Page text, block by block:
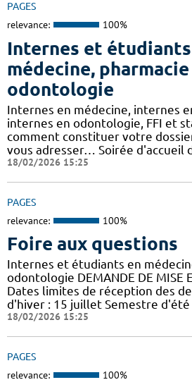
PAGES
relevance: 100%
Internes et
médecine,
odontologie
Internes en médecine, internes
internes en odontologie, FFI et
comment constituer votre
vous adresser… Soirée d'accueil
18/02/2026 15:25
PAGES
relevance: 100%
Foire aux questions
Internes et étudiants en
odontologie DEMANDE DE MISE
Dates limites de réception des
d'hiver : 15 juillet Semestre d'été
18/02/2026 15:25
PAGES
relevance: 100%